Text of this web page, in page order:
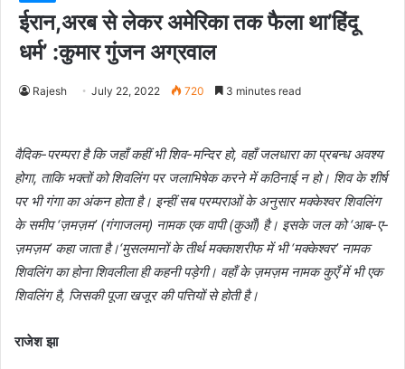
ईरान,अरब से लेकर अमेरिका तक फैला था’हिंदू
धर्म’ :कुमार गुंजन अग्रवाल
Rajesh July 22, 2022 720 3 minutes read
वैदिक-परम्परा है कि जहाँ कहीं भी शिव-मन्दिर हो, वहाँ जलधारा का प्रबन्ध अवश्य
होगा, ताकि भक्तों को शिवलिंग पर जलाभिषेक करने में कठिनाई न हो। शिव के शीर्ष
पर भी गंगा का अंकन होता है। इन्हीं सब परम्पराओं के अनुसार मक्केश्वर शिवलिंग
के समीप ‘ज़मज़म’ (गंगाजलम्) नामक एक वापी (कुआँ) है। इसके जल को ‘आब-ए-
ज़मज़म’ कहा जाता है।‘मुसलमानों के तीर्थ मक्काशरीफ में भी ‘मक्केश्वर’ नामक
शिवलिंग का होना शिवलीला ही कहनी पड़ेगी। वहाँ के ज़मज़म नामक कुएँ में भी एक
शिवलिंग है, जिसकी पूजा खजूर की पत्तियों से होती है।
राजेश झा